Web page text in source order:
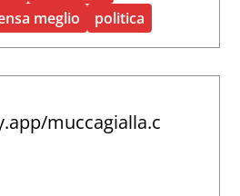
meglio politica
muccagialla.c